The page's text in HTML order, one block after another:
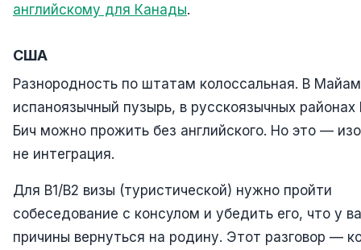
английскому для Канады.
США
Разнородность по штатам колоссальная. В
испаноязычный пузырь, в русскоязычных районах
Бич можно прожить без английского. Но это —
не интеграция.
Для B1/B2 визы (туристической) нужно пройти
собеседование с консулом и убедить его, что у
причины вернуться на родину. Этот разговор —